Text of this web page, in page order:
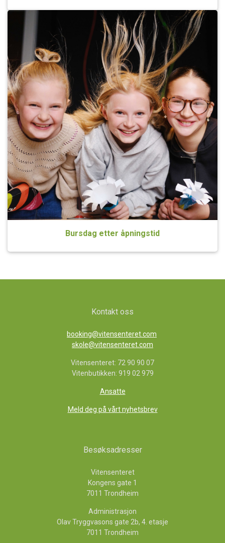
Bursdag etter åpningstid
Kontakt oss
booking@vitensenteret.com
skole@vitensenteret.com
Vitensenteret: 72 90 90 07
Vitenbutikken: 919 02 979
Ansatte
Meld deg på vårt nyhetsbrev
Besøksadresser
Vitensenteret
Kongens gate 1
7011 Trondheim
Administrasjon
Olav Tryggvasons gate 2b, 4. etasje
7011 Trondheim